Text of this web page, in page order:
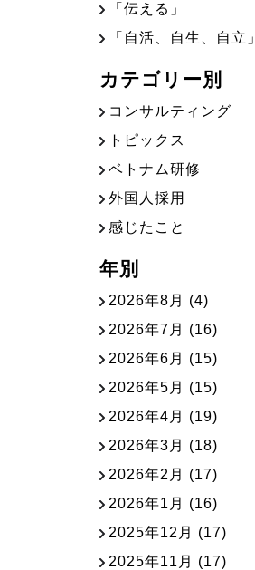
「伝える」
「自活、自生、自立」
カテゴリー別
コンサルティング
トピックス
ベトナム研修
外国人採用
感じたこと
年別
2026年8月 (4)
2026年7月 (16)
2026年6月 (15)
2026年5月 (15)
2026年4月 (19)
2026年3月 (18)
2026年2月 (17)
2026年1月 (16)
2025年12月 (17)
2025年11月 (17)